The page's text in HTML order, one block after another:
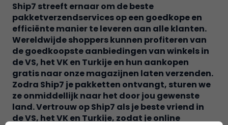
Ship7 streeft ernaar om de beste
pakketverzendservices op een goedkope en
efficiënte manier te leveren aan alle klanten.
Wereldwijde shoppers kunnen profiteren van
de goedkoopste aanbiedingen van winkels in
de VS, het VK en Turkije en hun aankopen
gratis naar onze magazijnen laten verzenden.
Zodra Ship7 je pakketten ontvangt, sturen we
ze onmiddellijk naar het door jou gewenste
land. Vertrouw op Ship7 als je beste vriend in
de VS, het VK en Turkije, zodat je online